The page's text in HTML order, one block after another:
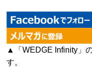
▲「WEDGE Infinity」
す。